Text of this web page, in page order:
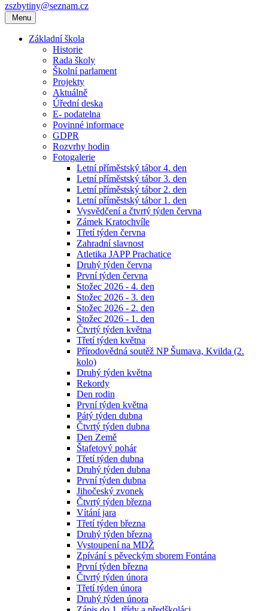
zszbytiny@seznam.cz
Menu
Základní škola
Historie
Rada školy
Školní parlament
Projekty
Aktuálně
Úřední deska
E- podatelna
Povinné informace
GDPR
Rozvrhy hodin
Fotogalerie
Letní příměstský tábor 4. den
Letní příměstský tábor 3. den
Letní příměstský tábor 2. den
Letní příměstský tábor 1. den
Vysvědčení a čtvrtý týden června
Zámek Kratochvíle
Třetí týden června
Zahradní slavnost
Atletika JAPP Prachatice
Druhý týden června
První týden června
Stožec 2026 - 4. den
Stožec 2026 - 3. den
Stožec 2026 - 2. den
Stožec 2026 - 1. den
Čtvrtý týden května
Třetí týden května
Přírodovědná soutěž NP Šumava, Kvilda (2.
kolo)
Druhý týden května
Rekordy
Den rodin
První týden května
Pátý týden dubna
Čtvrtý týden dubna
Den Země
Štafetový pohár
Třetí týden dubna
Druhý týden dubna
První týden dubna
Jihočeský zvonek
Čtvrtý týden března
Vítání jara
Třetí týden března
Druhý týden března
Vystoupení na MDŽ
Zpívání s pěveckým sborem Fontána
První týden března
Čtvrtý týden února
Třetí týden února
Druhý týden února